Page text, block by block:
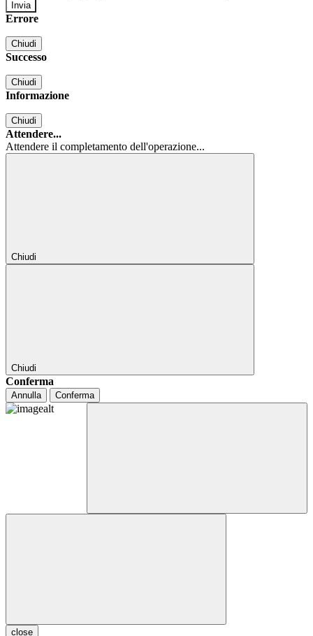
Errore
Chiudi
Successo
Chiudi
Informazione
Chiudi
Attendere...
Attendere il completamento dell'operazione...
Chiudi
Chiudi
Conferma
Annulla Conferma
close